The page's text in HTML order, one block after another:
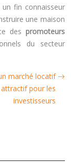
fin connaisseur
une maison
des promoteurs
du secteur
marché locatif
attractif pour les
investisseurs